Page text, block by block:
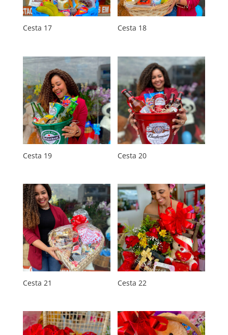
Cesta 17 Cesta 18
Cesta 19 Cesta 20
Cesta 21 Cesta 22